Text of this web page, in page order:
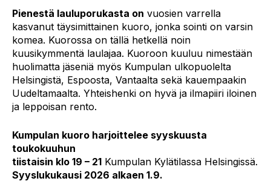
Pienestä lauluporukasta on vuosien varrella
kasvanut täysimittainen kuoro, jonka sointi on varsin
komea. Kuorossa on tällä hetkellä noin
kuusikymmentä laulajaa. Kuoroon kuuluu nimestään
huolimatta jäseniä myös Kumpulan ulkopuolelta
Helsingistä, Espoosta, Vantaalta sekä kauempaakin
Uudeltamaalta. Yhteishenki on hyvä ja ilmapiiri iloinen
ja leppoisan rento.
Kumpulan kuoro harjoittelee syyskuusta
toukokuuhun
tiistaisin klo 19 – 21 Kumpulan Kylätilassa Helsingissä.
Syyslukukausi 2026 alkaen 1.9.